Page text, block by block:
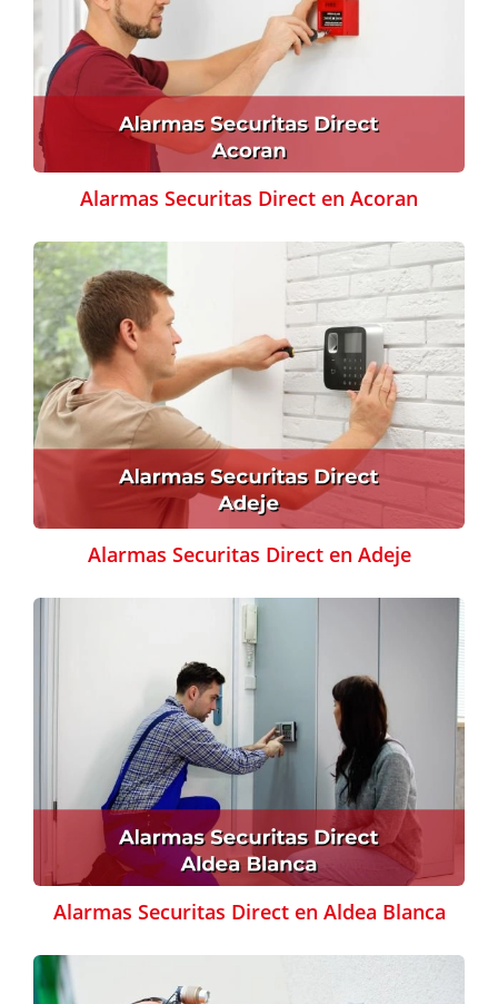
Alarmas Securitas Direct en Acoran
Alarmas Securitas Direct en Adeje
Alarmas Securitas Direct en Aldea Blanca